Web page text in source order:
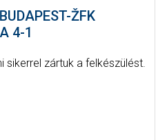
ŽFK
4-1
sikerrel zártuk a felkészülést.